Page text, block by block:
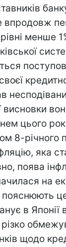
впродовж
менше
висновки
цього
8-річного
яка
поява
на
пояснюють
в Японії
різко
щодо